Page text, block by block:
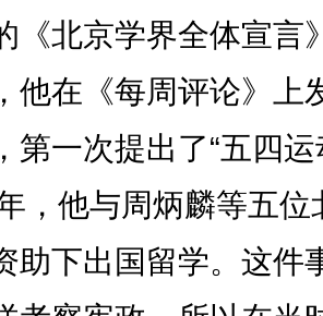
《北京学界全体宣言
他在《每周评论》上
第一次提出了“五四
他与周炳麟等五位
助下出国留学。这件